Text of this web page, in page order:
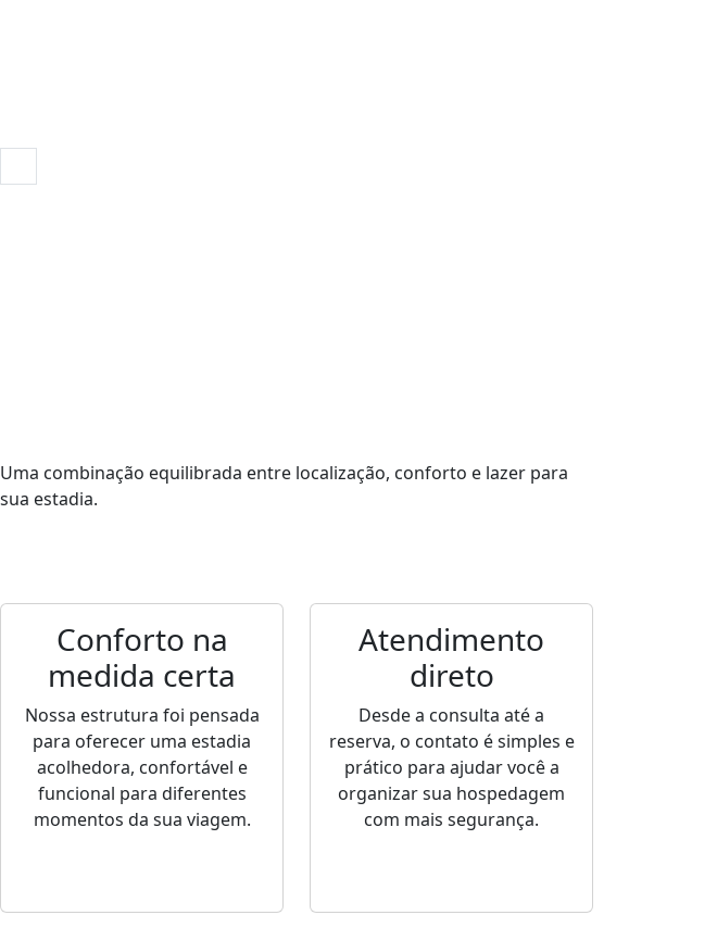
Uma combinação equilibrada entre localização, conforto e lazer para
sua estadia.
Conforto na
medida certa
Nossa estrutura foi pensada
para oferecer uma estadia
acolhedora, confortável e
funcional para diferentes
momentos da sua viagem.
Atendimento
direto
Desde a consulta até a
reserva, o contato é simples e
prático para ajudar você a
organizar sua hospedagem
com mais segurança.